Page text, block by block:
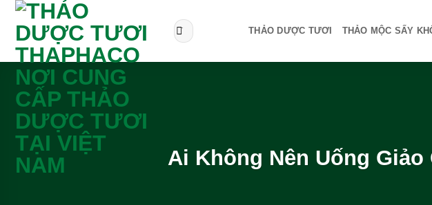
qua
dung
Tìm
kiếm:
THẢO DƯỢC TƯƠI THẢO MỘC SẤY
Ai Không Nên Uống